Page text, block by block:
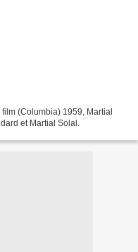
(Columbia) 1959, Martial
et Martial Solal.